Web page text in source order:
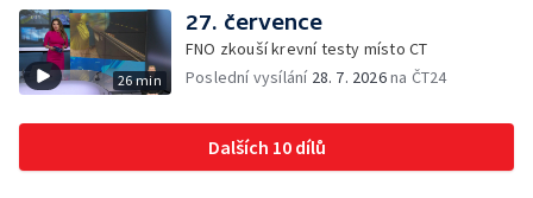
Gorol se chystá na festival — Nová
cyklostezka až na Slovensko — AI pomáhá
při endoskopii — Výběr ze sociálních sítí ČT
— Zemřela baletka Vlasta Pavelcová —
Jičíně
26 min
27. července
FNO zkouší krevní testy místo CT
Poslední vysílání 28. 7. 2026na ČT24
Dalších 10 dílů